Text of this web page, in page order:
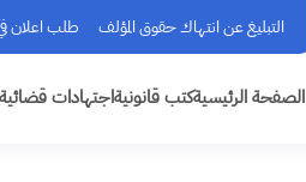
التبليغ عن انتهاك حقوق المؤلف طلب اعلان
الصفحة الرئيسيةكتب قانونيةاجتهادات